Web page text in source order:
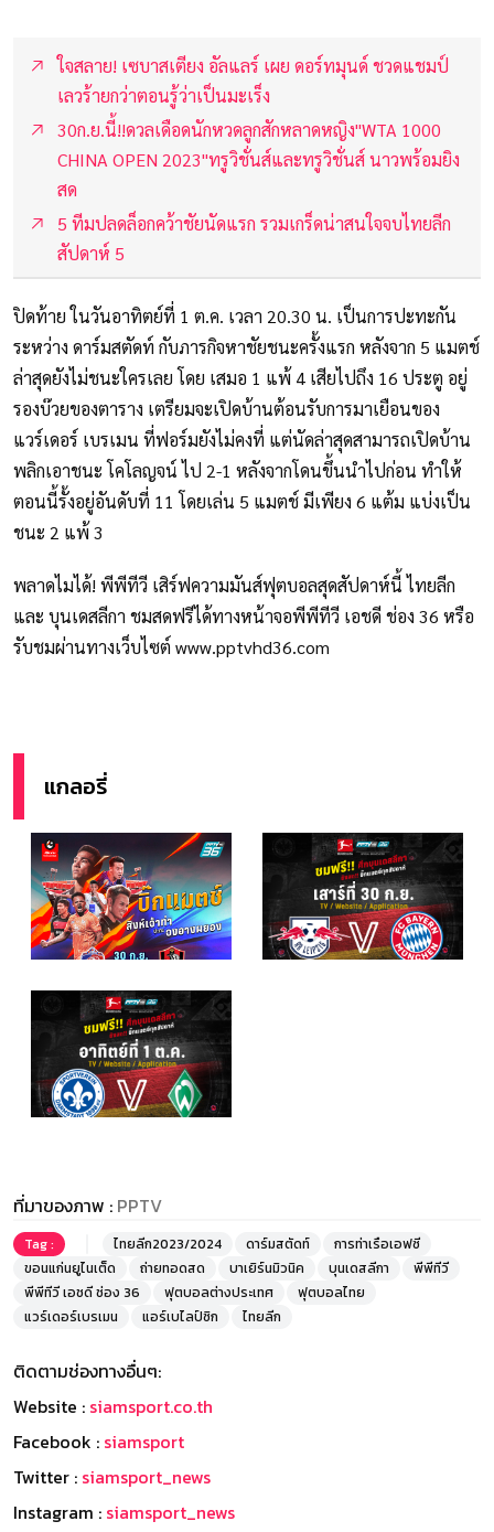
ใจสลาย! เซบาสเตียง อัลแลร์ เผย ดอร์ทมุนด์ ชวดแชมป์
เลวร้ายกว่าตอนรู้ว่าเป็นมะเร็ง
30ก.ย.นี้!!ดวลเดือดนักหวดลูกสักหลาดหญิง"WTA 1000
CHINA OPEN 2023"ทรูวิชั่นส์และทรูวิชั่นส์ นาวพร้อมยิง
สด
5 ทีมปลดล็อกคว้าชัยนัดแรก รวมเกร็ดน่าสนใจจบไทยลีก
สัปดาห์ 5
ปิดท้าย ในวันอาทิตย์ที่ 1 ต.ค. เวลา 20.30 น. เป็นการปะทะกัน
ระหว่าง ดาร์มสตัดท์ กับภารกิจหาชัยชนะครั้งแรก หลังจาก 5 แมตช์
ล่าสุดยังไม่ชนะใครเลย โดย เสมอ 1 แพ้ 4 เสียไปถึง 16 ประตู อยู่
รองบ๊วยของตาราง เตรียมจะเปิดบ้านต้อนรับการมาเยือนของ
แวร์เดอร์ เบรเมน ที่ฟอร์มยังไม่คงที่ แต่นัดล่าสุดสามารถเปิดบ้าน
พลิกเอาชนะ โคโลญจน์ ไป 2-1 หลังจากโดนขึ้นนำไปก่อน ทำให้
ตอนนี้รั้งอยู่อันดับที่ 11 โดยเล่น 5 แมตช์ มีเพียง 6 แต้ม แบ่งเป็น
ชนะ 2 แพ้ 3
พลาดไมได้! พีพีทีวี เสิร์ฟความมันส์ฟุตบอลสุดสัปดาห์นี้ ไทยลีก
และ บุนเดสลีกา ชมสดฟรีได้ทางหน้าจอพีพีทีวี เอชดี ช่อง 36 หรือ
รับชมผ่านทางเว็บไซต์ www.pptvhd36.com
แกลอรี่
ที่มาของภาพ : PPTV
Tag : ไทยลีก2023/2024 ดาร์มสตัดท์
การท่าเรือเอฟซี
ขอนแก่นยูไนเต็ด
ถ่ายทอดสด บาเยิร์นมิวนิค บุนเดสลีกา
พีพีทีวี
พีพีทีวี เอชดี ช่อง 36
ฟุตบอลต่างประเทศ
ฟุตบอลไทย
แวร์เดอร์เบรเมน
แอร์เบไลป์ซิก ไทยลีก
ติดตามช่องทางอื่นๆ:
Website : siamsport.co.th
Facebook : siamsport
Twitter : siamsport_news
Instagram : siamsport_news